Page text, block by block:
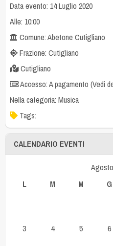
Data evento: 14 Luglio 2020
Alle: 10:00
Comune: Abetone Cutigliano
Frazione: Cutigliano
Cutigliano
Accesso: A pagamento (Vedi
Nella categoria: Musica
Tags:
CALENDARIO EVENTI
L
M M G
3 4 5 6